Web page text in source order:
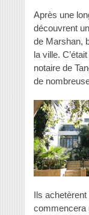
Après une
découvrent
de Marshan,
la ville.
notaire de
de
Ils
commencera